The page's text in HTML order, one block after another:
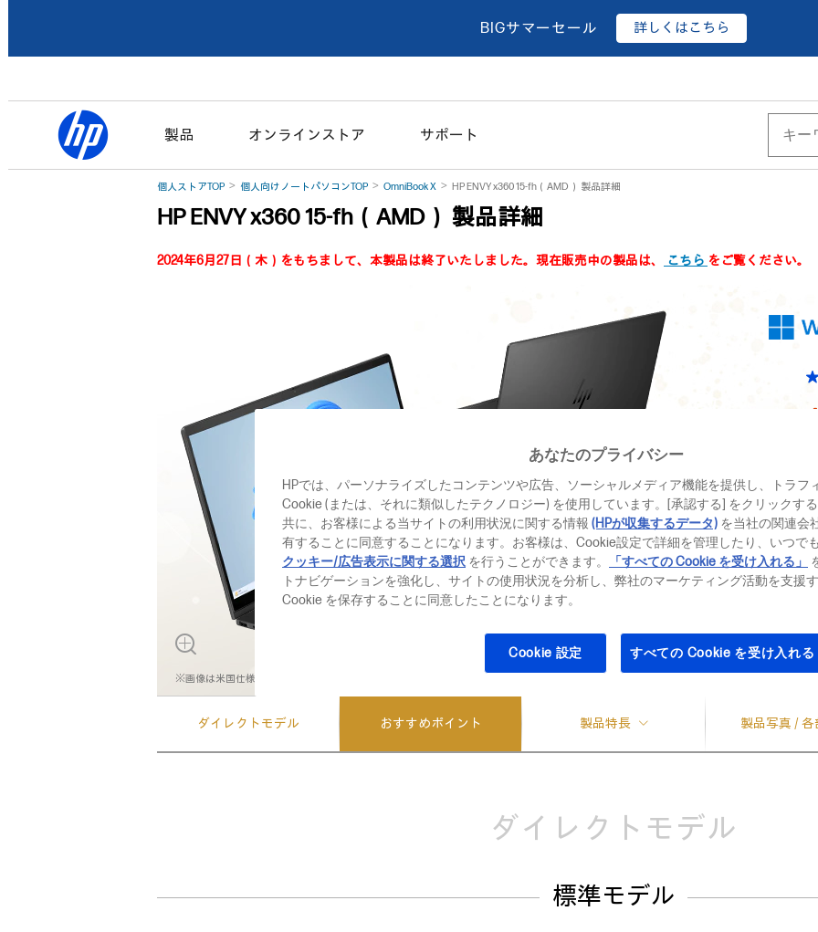
BIGサマーセール 詳しくはこちら
製品 オンラインストア サポート
個人ストアTOP 個人向けノートパソコンTOP OmniBook X HP ENVY x360 15-fh（AMD） 製品詳細
HP ENVY x360 15-fh（AMD） 製品詳細
2024年6月27日（木）をもちまして、本製品は終了いたしました。現在販売中の製品は、 こちら をご覧ください。
お得なキャンペー
Office Home &
最大36回まで
※画像は米国仕様です。実際の製品とは異なる場合があります。
ダイレクトモデル おすすめポイント 製品特長 製品写真 / 各
ダイレクトモデル
標準モデル
あなたのプライバシー
HPでは、パーソナライズしたコンテンツや広告、ソーシャルメディア機能を提供し、トラフ
Cookie (または、それに類似したテクノロジー) を使用しています。[承認する] をクリックす
共に、お客様による当サイトの利用状況に関する情報 (HPが収集するデータ) を当社の関連会
有することに同意することになります。お客様は、Cookie設定で詳細を管理したり、いつで
クッキー/広告表示に関する選択 を行うことができます。 「すべての Cookie を受け入れる」
トナビゲーションを強化し、サイトの使用状況を分析し、弊社のマーケティング活動を支援
Cookie を保存することに同意したことになります。
Cookie 設定 すべての Cookie を受け入れる